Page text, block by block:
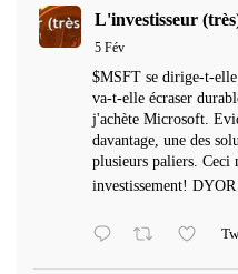
L'investisseur
5 Fév
$MSFT se dirige-t-
va-t-elle écraser
j'achète Microsoft.
davantage, une des
plusieurs paliers. Ceci
investissement!